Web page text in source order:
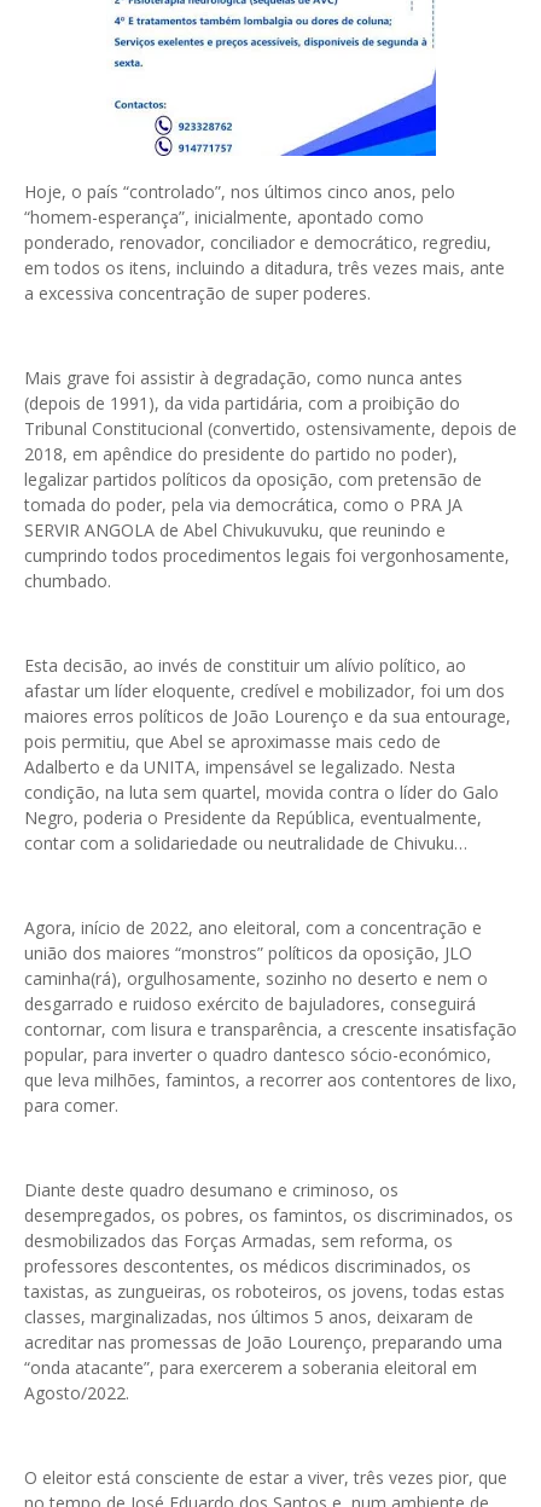
Hoje, o país “controlado”, nos últimos cinco anos, pelo
“homem-esperança”, inicialmente, apontado como
ponderado, renovador, conciliador e democrático, regrediu,
em todos os itens, incluindo a ditadura, três vezes mais, ante
a excessiva concentração de super poderes.
Mais grave foi assistir à degradação, como nunca antes
(depois de 1991), da vida partidária, com a proibição do
Tribunal Constitucional (convertido, ostensivamente, depois de
2018, em apêndice do presidente do partido no poder),
legalizar partidos políticos da oposição, com pretensão de
tomada do poder, pela via democrática, como o PRA JA
SERVIR ANGOLA de Abel Chivukuvuku, que reunindo e
cumprindo todos procedimentos legais foi vergonhosamente,
chumbado.
Esta decisão, ao invés de constituir um alívio político, ao
afastar um líder eloquente, credível e mobilizador, foi um dos
maiores erros políticos de João Lourenço e da sua entourage,
pois permitiu, que Abel se aproximasse mais cedo de
Adalberto e da UNITA, impensável se legalizado. Nesta
condição, na luta sem quartel, movida contra o líder do Galo
Negro, poderia o Presidente da República, eventualmente,
contar com a solidariedade ou neutralidade de Chivuku…
Agora, início de 2022, ano eleitoral, com a concentração e
união dos maiores “monstros” políticos da oposição, JLO
caminha(rá), orgulhosamente, sozinho no deserto e nem o
desgarrado e ruidoso exército de bajuladores, conseguirá
contornar, com lisura e transparência, a crescente insatisfação
popular, para inverter o quadro dantesco sócio-económico,
que leva milhões, famintos, a recorrer aos contentores de lixo,
para comer.
Diante deste quadro desumano e criminoso, os
desempregados, os pobres, os famintos, os discriminados, os
desmobilizados das Forças Armadas, sem reforma, os
professores descontentes, os médicos discriminados, os
taxistas, as zungueiras, os roboteiros, os jovens, todas estas
classes, marginalizadas, nos últimos 5 anos, deixaram de
acreditar nas promessas de João Lourenço, preparando uma
“onda atacante”, para exercerem a soberania eleitoral em
Agosto/2022.
O eleitor está consciente de estar a viver, três vezes pior, que